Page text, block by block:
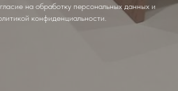
на обработку персональных данных и
конфиденциальности.